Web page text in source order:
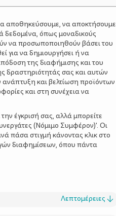
κυνήγι των ονείρων
αποθηκεύσουμε, να αποκτήσουμε
δεδομένα, όπως μοναδικούς
να προσωποποιηθούν βάσει του
για να δημιουργήσει ή να
της διαφήμισης και του
δραστηριότητάς σας και αυτών
και βελτίωση προϊόντων
και στη συνέχεια να
έγκρισή σας, αλλά μπορείτε
(Νόμιμο Συμφέρον)'. Οι
πάσα στιγμή κάνοντας κλικ στο
διαφημίσεων, όπου πάντα
Λεπτομέρειες ↓